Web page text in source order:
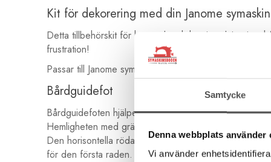
Samtycke
Denna webbplats använder
Vi använder
Kit för dekorering med din Janome symaskin
Detta tillbehörskit för hantverk och heminredning
frustration!
Passar till Janome symaskiner Grupp 1 med 9 mm
Bårdguidefot
Bårdguidefoten hjälper dig att enkelt matcha dina
Hemligheten med gränsstyrfoten ligger i de röda
Den horisontella röda linjen matchar nållinjen så att
för den första raden.